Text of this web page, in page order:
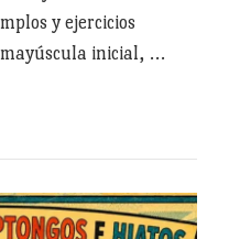
y ejercicios
mayúscula inicial, …